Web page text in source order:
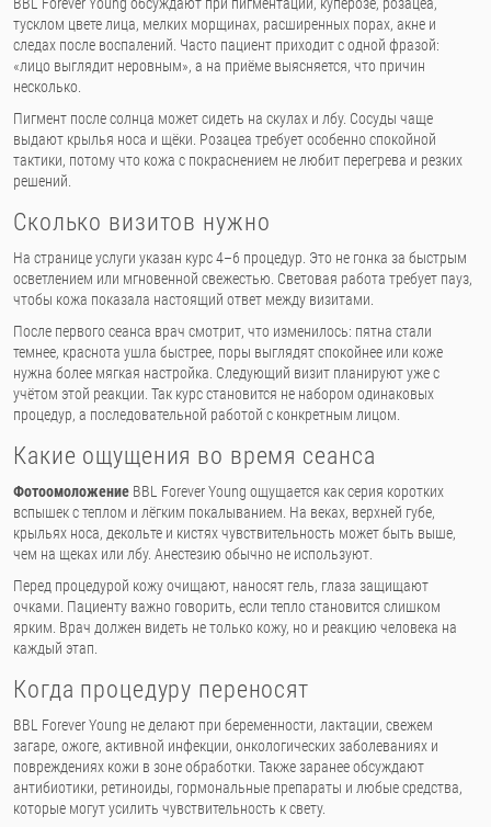
тусклом цвете лица, мелких морщинах, расширенных порах, акне и
следах после воспалений. Часто пациент приходит с одной фразой:
«лицо выглядит неровным», а на приёме выясняется, что причин
несколько.
Пигмент после солнца может сидеть на скулах и лбу. Сосуды чаще
выдают крылья носа и щёки. Розацеа требует особенно спокойной
тактики, потому что кожа с покраснением не любит перегрева и резких
решений.
Сколько визитов нужно
На странице услуги указан курс 4–6 процедур. Это не гонка за быстрым
осветлением или мгновенной свежестью. Световая работа требует пауз,
чтобы кожа показала настоящий ответ между визитами.
После первого сеанса врач смотрит, что изменилось: пятна стали
темнее, краснота ушла быстрее, поры выглядят спокойнее или коже
нужна более мягкая настройка. Следующий визит планируют уже с
учётом этой реакции. Так курс становится не набором одинаковых
процедур, а последовательной работой с конкретным лицом.
Какие ощущения во время сеанса
Фотоомоложение BBL Forever Young ощущается как серия коротких
вспышек с теплом и лёгким покалыванием. На веках, верхней губе,
крыльях носа, декольте и кистях чувствительность может быть выше,
чем на щеках или лбу. Анестезию обычно не используют.
Перед процедурой кожу очищают, наносят гель, глаза защищают
очками. Пациенту важно говорить, если тепло становится слишком
ярким. Врач должен видеть не только кожу, но и реакцию человека на
каждый этап.
Когда процедуру переносят
BBL Forever Young не делают при беременности, лактации, свежем
загаре, ожоге, активной инфекции, онкологических заболеваниях и
повреждениях кожи в зоне обработки. Также заранее обсуждают
антибиотики, ретиноиды, гормональные препараты и любые средства,
которые могут усилить чувствительность к свету.